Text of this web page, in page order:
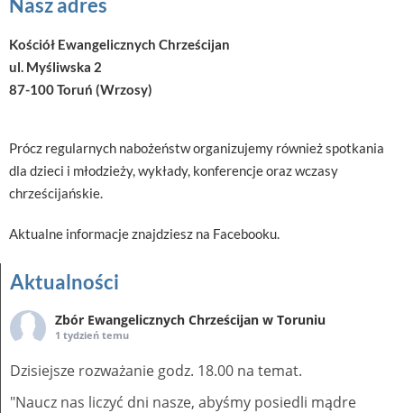
​Kościół Ewangelicznych Chrześcijan
ul. Myśliwska 2
​87-100 Toruń (Wrzosy)
Prócz regularnych nabożeństw organizujemy również spotkania
dla dzieci i młodzieży, wykłady, konferencje oraz wczasy
chrześcijańskie.
​Aktualne informacje znajdziesz na Facebooku
Aktualności
Zbór Ewangelicznych Chrześcijan w Toruniu
1 tydzień temu
Dzisiejsze rozważanie godz. 18.00 na temat.
"Naucz nas liczyć dni nasze, abyśmy posiedli mądre